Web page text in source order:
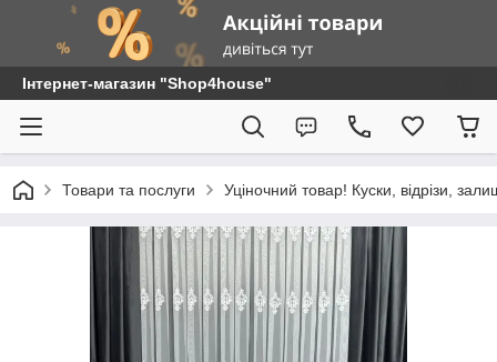
Інтернет-магазин "Shop4house"
Товари та послуги Уціночний товар! Куски, відрізи,